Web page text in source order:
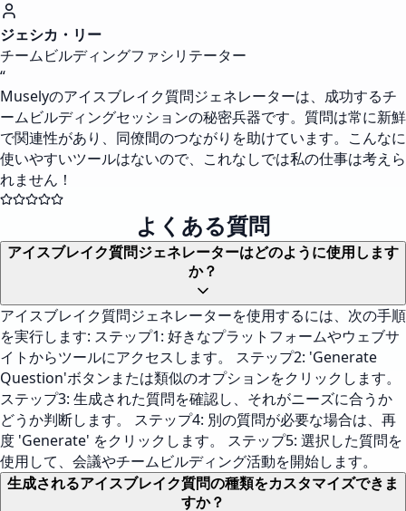
ジェシカ・リー
チームビルディングファシリテーター
“
Muselyのアイスブレイク質問ジェネレーターは、成功するチ
ームビルディングセッションの秘密兵器です。質問は常に新鮮
で関連性があり、同僚間のつながりを助けています。こんなに
使いやすいツールはないので、これなしでは私の仕事は考えら
れません！
よくある質問
アイスブレイク質問ジェネレーターはどのように使用します
か？
アイスブレイク質問ジェネレーターを使用するには、次の手順
を実行します: ステップ1: 好きなプラットフォームやウェブサ
イトからツールにアクセスします。 ステップ2: 'Generate
Question'ボタンまたは類似のオプションをクリックします。
ステップ3: 生成された質問を確認し、それがニーズに合うか
どうか判断します。 ステップ4: 別の質問が必要な場合は、再
度 'Generate' をクリックします。 ステップ5: 選択した質問を
使用して、会議やチームビルディング活動を開始します。
生成されるアイスブレイク質問の種類をカスタマイズできま
すか？